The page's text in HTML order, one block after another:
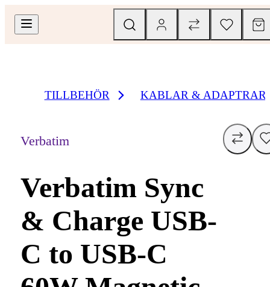
TILLBEHÖR KABLAR & ADAPTRAR
Verbatim
Verbatim Sync
& Charge USB-
C to USB-C